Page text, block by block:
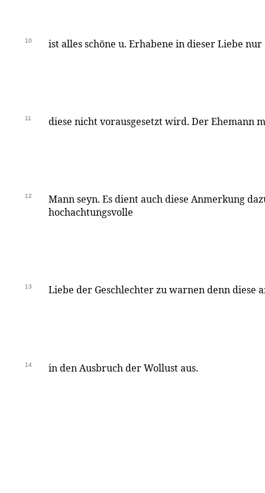
10 ist alles schöne u. Erhabene in dieser Liebe
11 diese nicht vorausgesetzt wird. Der Ehemann
12
Mann seyn. Es dient auch diese Anmerkung
hochachtungsvolle
13 Liebe der Geschlechter zu warnen denn diese
14 in den Ausbruch der Wollust aus.